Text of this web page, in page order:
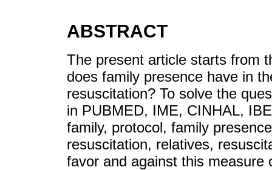
ABSTRACT
The present article starts from
does family presence have in
resuscitation? To solve the
in PUBMED, IME, CINHAL,
family, protocol, family
resuscitation, relatives,
favor and against this measure